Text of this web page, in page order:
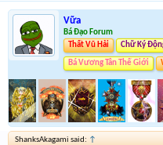
Vữa
Bá Đạo Forum
Thất Vũ Hải
Chữ Ký
Bá Vương Tân Thế Giới
ShanksAkagami said: ↑